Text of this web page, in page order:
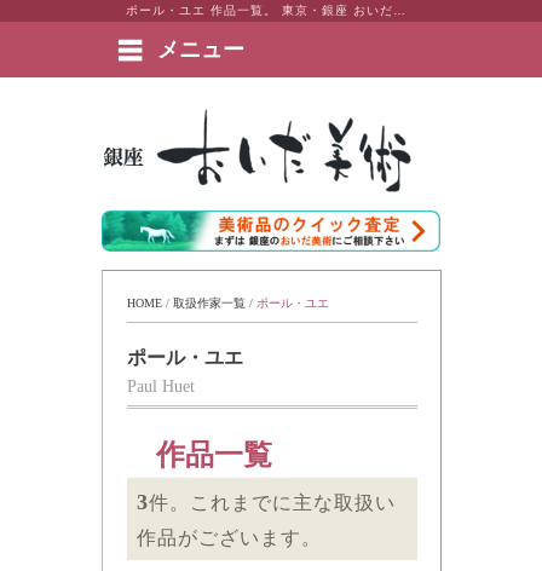
メニュー
絵画など美術品の販売と買取 | 東京・銀座 おいだ美術
HOME / 取扱作家一覧 / ポール・ユエ
ポール・ユエ
Paul Huet
作品一覧
3件。これまでに主な取扱い
作品がございます。